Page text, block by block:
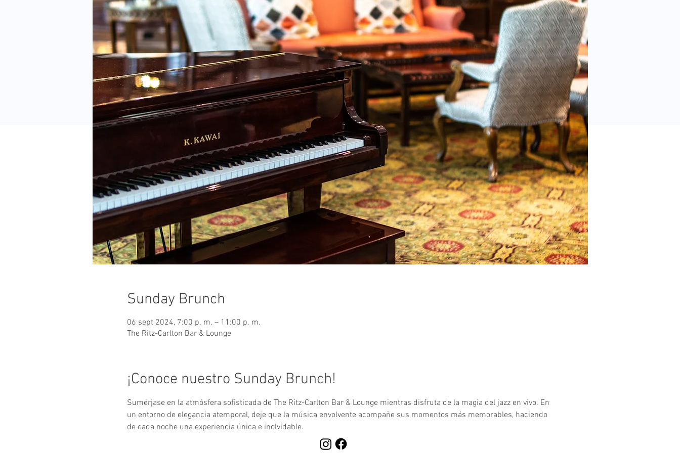
Sunday Brunch
06 sept 2024, 7:00 p. m. – 11:00 p. m.
The Ritz-Carlton Bar & Lounge
¡Conoce nuestro Sunday Brunch!
Sumérjase en la atmósfera sofisticada de The Ritz-Carlton Bar & Lounge mientras disfruta de la magia del jazz en vivo. En
un entorno de elegancia atemporal, deje que la música envolvente acompañe sus momentos más memorables, haciendo
de cada noche una experiencia única e inolvidable.